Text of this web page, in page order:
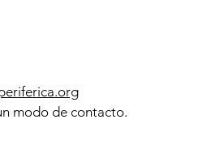
modo de contacto.